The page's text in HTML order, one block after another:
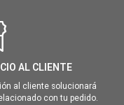
AL CLIENTE
al cliente solucionará
con tu pedido.